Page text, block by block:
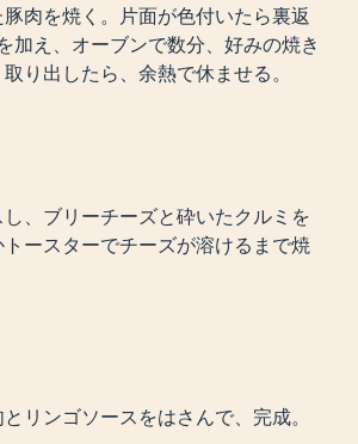
肉を焼く。片面が色付いたら裏返
加え、オーブンで数分、好みの焼き
り出したら、余熱で休ませる。
、ブリーチーズと砕いたクルミを
ースターでチーズが溶けるまで焼
リンゴソースをはさんで、完成。